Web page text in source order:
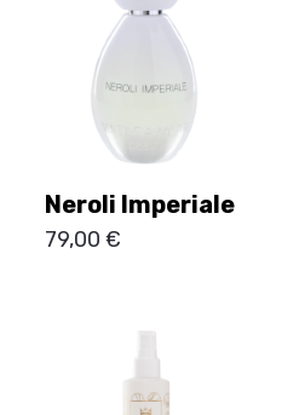
Neroli Imperiale
79,00€